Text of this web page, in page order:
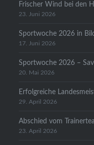
Frischer Wind bei den
23. Juni 2026
Sportwoche 2026 in
17. Juni 2026
Sportwoche 2026 –
20. Mai 2026
Erfolgreiche
29. April 2026
Abschied vom
23. April 2026